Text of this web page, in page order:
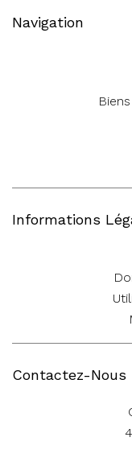
Navigation
Informations
Contactez-Nous